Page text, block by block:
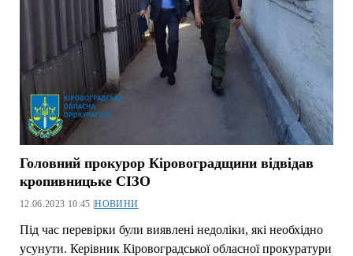
Головний прокурор Кіровоградщини відвідав
кропивницьке СІЗО
12.06.2023 10:45 |НОВИНИ
Під час перевірки були виявлені недоліки, які необхідно
усунути. Керівник Кіровоградської обласної прокуратури